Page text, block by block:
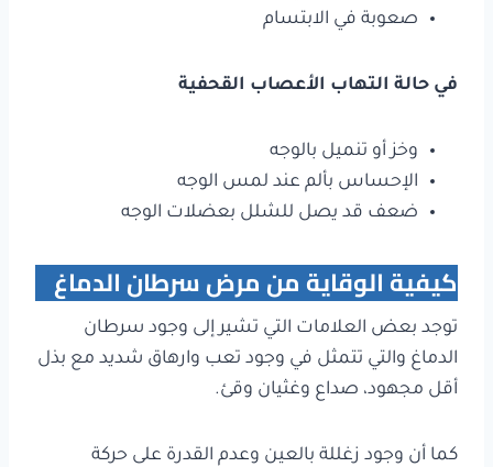
صعوبة في الابتسام
في حالة التهاب الأعصاب القحفية
وخز أو تنميل بالوجه
الإحساس بألم عند لمس الوجه
ضعف قد يصل للشلل بعضلات الوجه
كيفية الوقاية من مرض سرطان الدماغ
توجد بعض العلامات التي تشير إلى وجود سرطان
الدماغ والتي تتمثل في وجود تعب وارهاق شديد مع بذل
أقل مجهود، صداع وغثيان وقئ.
كما أن وجود زغللة بالعين وعدم القدرة على حركة